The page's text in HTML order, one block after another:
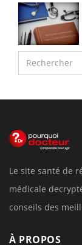
Le site santé de
médicale
conseils des
À PROPOS